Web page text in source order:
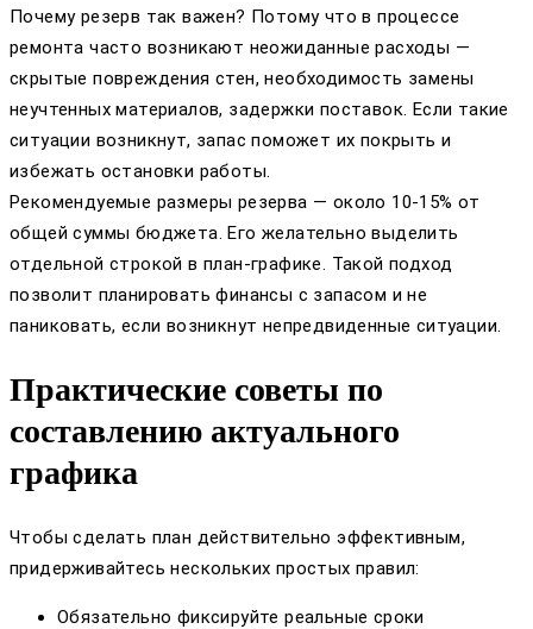
Почему резерв так важен? Потому что в процессе
ремонта часто возникают неожиданные расходы —
скрытые повреждения стен, необходимость замены
неучтенных материалов, задержки поставок. Если такие
ситуации возникнут, запас поможет их покрыть и
избежать остановки работы.
Рекомендуемые размеры резерва — около 10-15% от
общей суммы бюджета. Его желательно выделить
отдельной строкой в план-графике. Такой подход
позволит планировать финансы с запасом и не
паниковать, если возникнут непредвиденные ситуации.
Практические советы по
составлению актуального
графика
Чтобы сделать план действительно эффективным,
придерживайтесь нескольких простых правил:
Обязательно фиксируйте реальные сроки